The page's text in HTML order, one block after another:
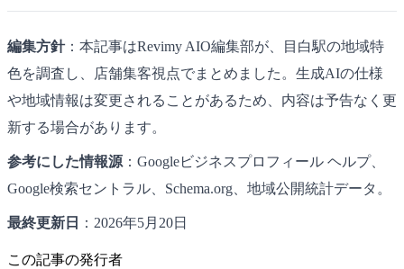
編集方針：本記事はRevimy AIO編集部が、目白駅の地域特
色を調査し、店舗集客視点でまとめました。生成AIの仕様
や地域情報は変更されることがあるため、内容は予告なく更
新する場合があります。
参考にした情報源 ：Googleビジネスプロフィール ヘルプ、
Google検索セントラル、Schema.org、地域公開統計データ。
最終更新日 ：2026年5月20日
この記事の発行者